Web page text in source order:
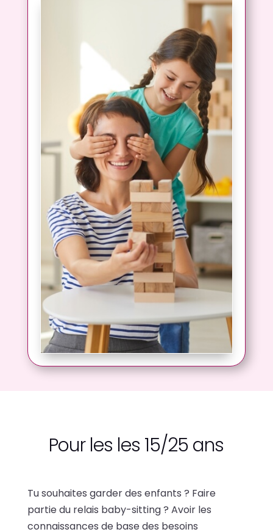
Pour les les 15/25 ans
Tu souhaites garder des enfants ? Faire
partie du relais baby-sitting ? Avoir les
connaissances de base des besoins